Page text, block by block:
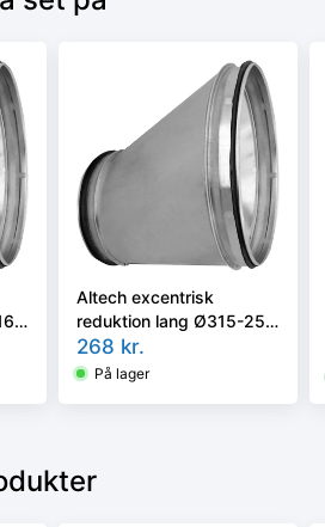
Altech excentrisk
reduktion lang Ø315-250
RER-315-250
nippel/nippel
268 kr.
På lager